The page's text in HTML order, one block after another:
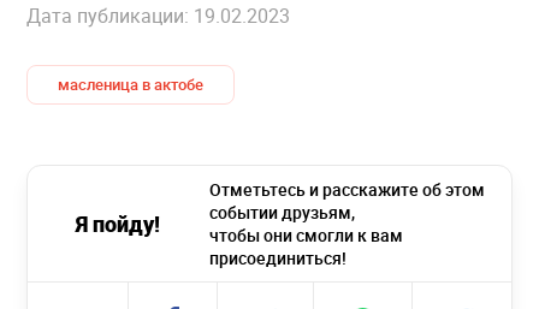
Дата публикации: 19.02.2023
масленица в актобе
Я пойду!
Отметьтесь и расскажите об этом
событии друзьям,
чтобы они смогли к вам
присоединиться!